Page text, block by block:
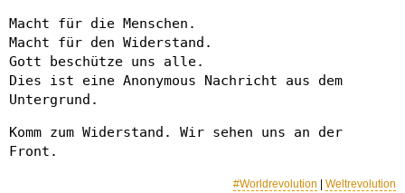
Macht für die Menschen.
Macht für den Widerstand.
Gott beschütze uns alle.
Dies ist eine Anonymous Nachricht aus dem
Untergrund.
Komm zum Widerstand. Wir sehen uns an der
Front.
#Worldrevolution Weltrevolution